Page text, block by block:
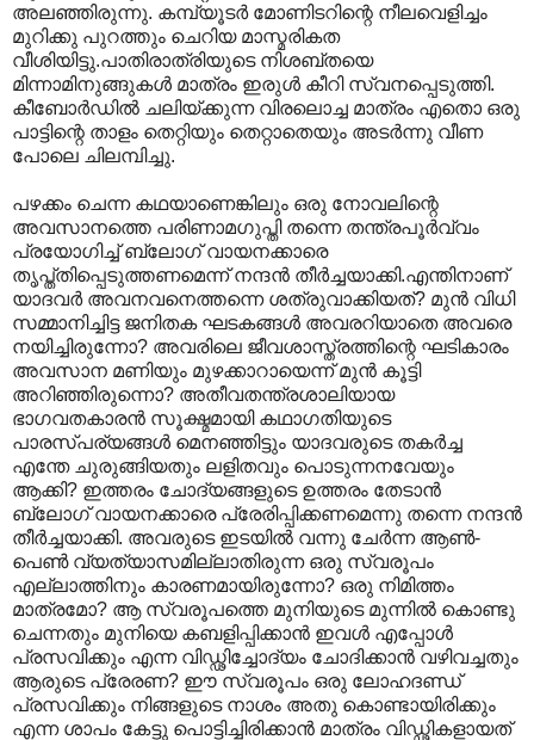
അല‍ഞ്ഞിരുന്നു. കമ്പ്യൂടര്‍ മോണിടറിന്റെ നീലവെളിച്ചം
മുറിക്കു പുറത്തും ചെറിയ മാസ്മരികത
വീശിയിട്ടു.പാതിരാത്രിയുടെ നിശബ്തയെ
മിന്നാമിനുങ്ങുകള്‍ മാത്രം ഇരുള്‍ കീറി സ്വനപ്പെടുത്തി.
കീബോര്‍ഡില്‍ ചലിയ്ക്കുന്ന വിരലൊച്ച മാത്രം എതൊ ഒരു
പാട്ടിന്റെ താളം തെറ്റിയും തെറ്റാതെയും അടര്‍ന്നു വീണ
പോലെ ചിലമ്പിച്ചു.
പഴക്കം ചെന്ന കഥയാണെങ്കിലും ഒരു നോവലിന്റെ
അവസാനത്തെ പരിണാമഗുപ്തി തന്നെ തന്ത്രപൂര്‍വ്വം
പ്രയോഗിച്ച് ബ്ലോഗ് വായനക്കാരെ
തൃപ്ത്തിപ്പെടുത്തണമെന്ന് നന്ദന്‍ തീര്‍ച്ചയാക്കി.എന്തിനാണ്
യാദവര്‍ അവനവനെത്തന്നെ ശത്രുവാക്കിയത്? മുന്‍ വിധി
സമ്മാനിച്ചിട്ട ജനിതക ഘടകങ്ങള്‍ അവരറിയാതെ അവരെ
നയിച്ചിരുന്നോ? അവരിലെ ജീവശാസ്ത്രത്തിന്റെ ഘടികാരം
അവസാന മണിയും മുഴക്കാറായെന്ന് മുന്‍ കൂട്ടി
അറിഞ്ഞിരുന്നൊ? അതീവതന്ത്രശാലിയായ
ഭാഗവതകാരന്‍ സൂക്ഷ്മമായി കഥാഗതിയുടെ
പാരസ്പര്യങ്ങള്‍ മെനഞ്ഞിട്ടും യാദവരുടെ തകര്‍ച്ച
എന്തേ ചുരുങ്ങിയതും ലളിതവും പൊടുന്നനവേയും
ആക്കി? ഇത്തരം ചോദ്യങ്ങളുടെ ഉത്തരം തേടാന്‍
ബ്ലോഗ് വായനക്കാരെ പ്രേരിപ്പിക്കണമെന്നു തന്നെ നന്ദന്‍
തീര്‍ച്ചയാക്കി. അവരുടെ ഇടയില്‍ വന്നു ചേര്‍ന്ന ആണ്‍-
പെണ്‍ വ്യത്യാസമില്ലാതിരുന്ന ഒരു സ്വരൂപം
എല്ലാത്തിനും കാരണമായിരുന്നോ? ഒരു നിമിത്തം
മാത്രമോ? ആ സ്വരൂപത്തെ മുനിയുടെ മുന്നില്‍ കൊണ്ടു
ചെന്നതും മുനിയെ കബളിപ്പിക്കാന്‍ ഇവള്‍ എപ്പോള്‍
പ്രസവിക്കും എന്ന വിഡ്ഢിച്ചോദ്യം ചോദിക്കാന്‍ വഴിവച്ചതും
ആരുടെ പ്രേരണ? ഈ സ്വരൂപം ഒരു ലോഹദണ്ഡ്
പ്രസവിക്കും നിങ്ങളുടെ നാശം അതു കൊണ്ടായിരിക്കും
എന്ന ശാപം കേട്ടു പൊട്ടിച്ചിരിക്കാന്‍ മാത്രം വിഡ്ഢികളായത്